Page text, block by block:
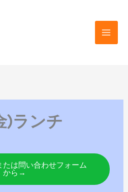
)ランチ
たは問い合わせフォーム
から→